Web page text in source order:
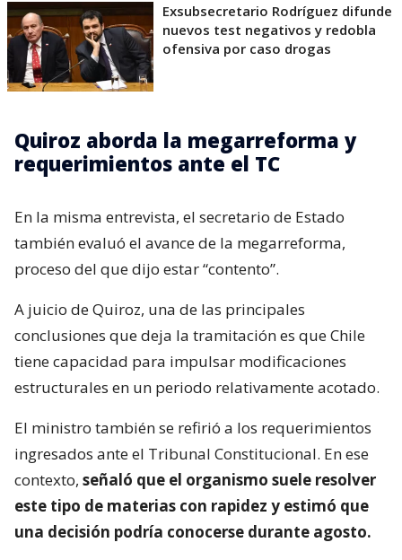
Exsubsecretario Rodríguez difunde
nuevos test negativos y redobla
ofensiva por caso drogas
Quiroz aborda la megarreforma y
requerimientos ante el TC
En la misma entrevista, el secretario de Estado
también evaluó el avance de la megarreforma,
proceso del que dijo estar “contento”.
A juicio de Quiroz, una de las principales
conclusiones que deja la tramitación es que Chile
tiene capacidad para impulsar modificaciones
estructurales en un periodo relativamente acotado.
El ministro también se refirió a los requerimientos
ingresados ante el Tribunal Constitucional. En ese
contexto, señaló que el organismo suele resolver
este tipo de materias con rapidez y estimó que
una decisión podría conocerse durante agosto.